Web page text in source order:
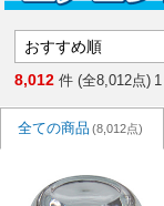
8,012 件 (全8,012点) 1
全ての商品 (8,012点)